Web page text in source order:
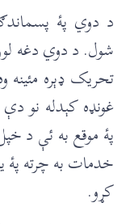
د دوي پۀ
شول. د دوي دغه
تحريک ډېره
غونډه کېدله نو
پۀ موقع به ئې د
خدمات به چرته
کړو.